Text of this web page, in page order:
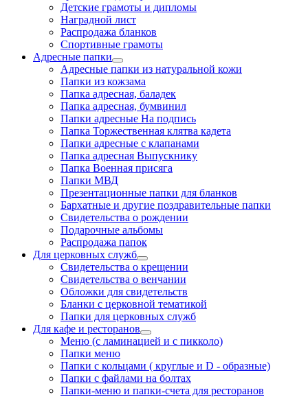
Детские грамоты и дипломы
Наградной лист
Распродажа бланков
Спортивные грамоты
Адресные папки
Адресные папки из натуральной кожи
Папки из кожзама
Папка адресная, баладек
Папка адресная, бумвинил
Папки адресные На подпись
Папка Торжественная клятва кадета
Папки адресные с клапанами
Папка адресная Выпускнику
Папка Военная присяга
Папки МВД
Презентационные папки для бланков
Бархатные и другие поздравительные папки
Свидетельства о рождении
Подарочные альбомы
Распродажа папок
Для церковных служб
Свидетельства о крещении
Свидетельства о венчании
Обложки для свидетельств
Бланки с церковной тематикой
Папки для церковных служб
Для кафе и ресторанов
Меню (с ламинацией и с пикколо)
Папки меню
Папки с кольцами ( круглые и D - образные)
Папки с файлами на болтах
Папки-меню и папки-счета для ресторанов